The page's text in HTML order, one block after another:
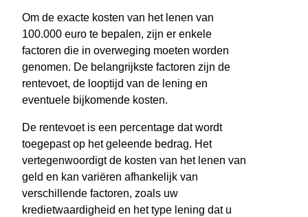
Om de exacte kosten van het lenen van
100.000 euro te bepalen, zijn er enkele
factoren die in overweging moeten worden
genomen. De belangrijkste factoren zijn de
rentevoet, de looptijd van de lening en
eventuele bijkomende kosten.
De rentevoet is een percentage dat wordt
toegepast op het geleende bedrag. Het
vertegenwoordigt de kosten van het lenen van
geld en kan variëren afhankelijk van
verschillende factoren, zoals uw
kredietwaardigheid en het type lening dat u